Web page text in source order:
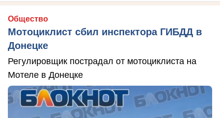
Общество
Мотоциклист сбил инспектора ГИБДД в
Донецке
Регулировщик пострадал от мотоциклиста на
Мотеле в Донецке